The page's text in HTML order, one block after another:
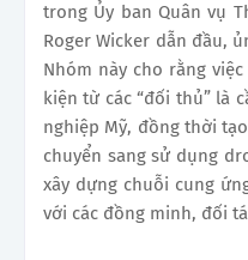
trong Ủy ban Quân vụ
Roger Wicker dẫn đầu,
Nhóm này cho rằng
kiện từ các “đối thủ” là
nghiệp Mỹ, đồng thời
chuyển sang sử dụng
xây dựng chuỗi cung
với các đồng minh, đối